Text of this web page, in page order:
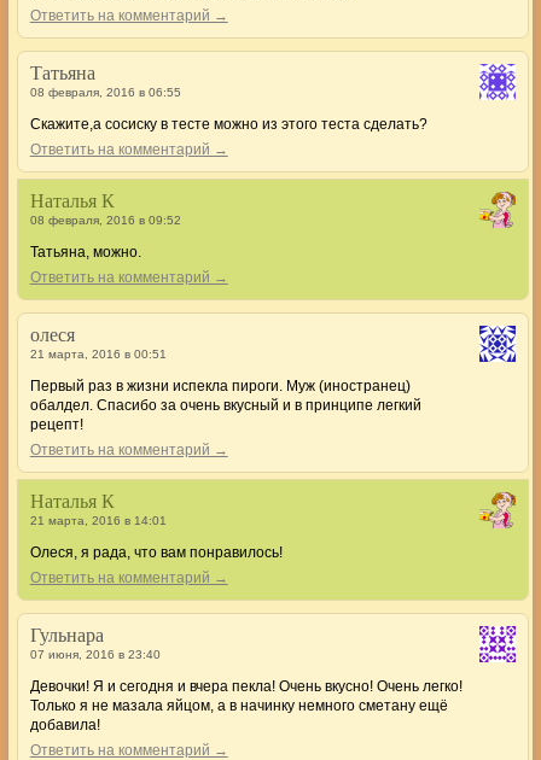
Ответить на комментарий →
Татьяна
08 февраля, 2016 в 06:55
Скажите,а сосиску в тесте можно из этого теста сделать?
Ответить на комментарий →
Наталья К
08 февраля, 2016 в 09:52
Татьяна, можно.
Ответить на комментарий →
олеся
21 марта, 2016 в 00:51
Первый раз в жизни испекла пироги. Муж (иностранец)
обалдел. Спасибо за очень вкусный и в принципе легкий
рецепт!
Ответить на комментарий →
Наталья К
21 марта, 2016 в 14:01
Олеся, я рада, что вам понравилось!
Ответить на комментарий →
Гульнара
07 июня, 2016 в 23:40
Девочки! Я и сегодня и вчера пекла! Очень вкусно! Очень легко!
Только я не мазала яйцом, а в начинку немного сметану ещё
добавила!
Ответить на комментарий →